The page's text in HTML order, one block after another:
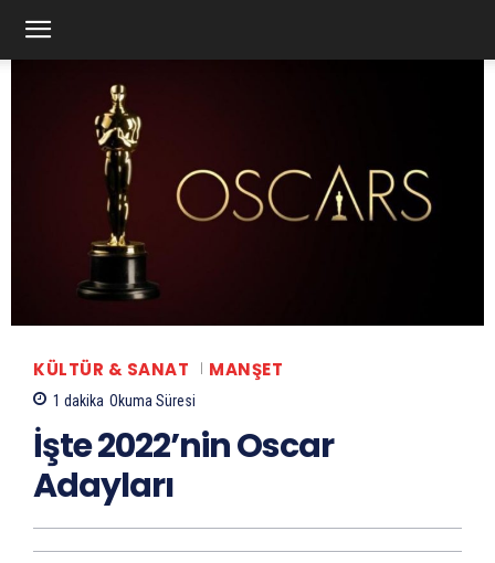
KÜLTÜR & SANAT MANŞET
1 dakika Okuma Süresi
İşte 2022’nin Oscar
Adayları